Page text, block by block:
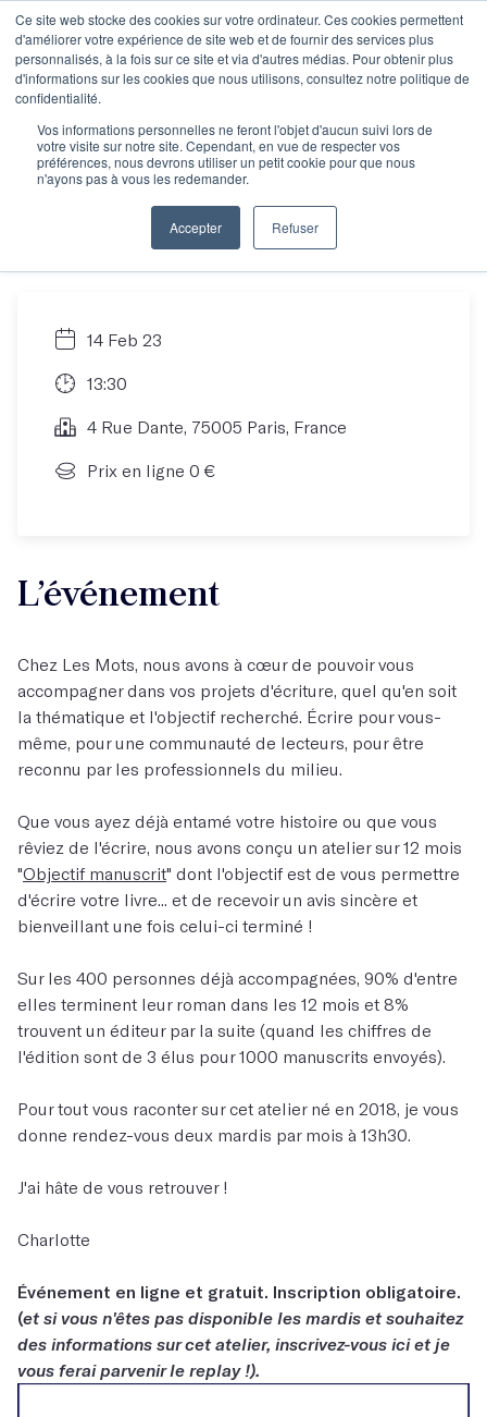
Ce site web stocke des cookies sur votre ordinateur. Ces cookies permettent
d'améliorer votre expérience de site web et de fournir des services plus
personnalisés, à la fois sur ce site et via d'autres médias. Pour obtenir plus
d'informations sur les cookies que nous utilisons, consultez notre politique de
confidentialité.
Vos informations personnelles ne feront l'objet d'aucun suivi lors de
votre visite sur notre site. Cependant, en vue de respecter vos
préférences, nous devrons utiliser un petit cookie pour que nous
n'ayons pas à vous les redemander.
Accepter Refuser
Objectif manuscrit :
Comment écrire son
roman en 12 mois ?
14 Feb 23
13:30
4 Rue Dante, 75005 Paris, France
Prix en ligne 0 €
L’événement
Chez Les Mots, nous avons à cœur de pouvoir vous
accompagner dans vos projets d'écriture, quel qu'en soit
la thématique et l'objectif recherché. Écrire pour vous-
même, pour une communauté de lecteurs, pour être
reconnu par les professionnels du milieu.
Que vous ayez déjà entamé votre histoire ou que vous
rêviez de l'écrire, nous avons conçu un atelier sur 12 mois
"Objectif manuscrit" dont l'objectif est de vous permettre
d'écrire votre livre... et de recevoir un avis sincère et
bienveillant une fois celui-ci terminé !
Sur les 400 personnes déjà accompagnées, 90% d'entre
elles terminent leur roman dans les 12 mois et 8%
trouvent un éditeur par la suite (quand les chiffres de
l'édition sont de 3 élus pour 1000 manuscrits envoyés).
Pour tout vous raconter sur cet atelier né en 2018, je vous
donne rendez-vous deux mardis par mois à 13h30.
J'ai hâte de vous retrouver !
Charlotte
Événement en ligne et gratuit. Inscription obligatoire.
(et si vous n'êtes pas disponible les mardis et souhaitez
des informations sur cet atelier, inscrivez-vous ici et je
vous ferai parvenir le replay !).